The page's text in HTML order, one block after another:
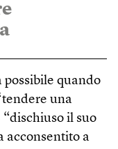
possibile quando
una
“dischiuso il suo
acconsentito a